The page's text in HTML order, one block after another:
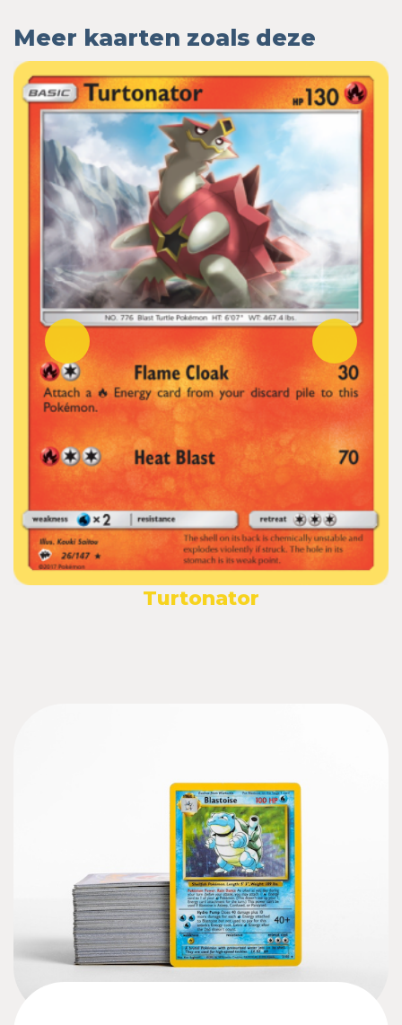
Meer kaarten zoals deze
Turtonator